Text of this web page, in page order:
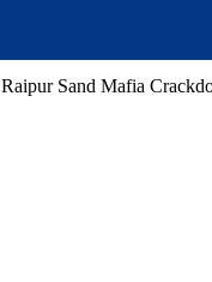
Raipur Sand Mafia